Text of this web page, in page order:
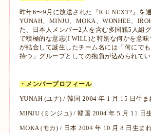
昨年6〜9月に放送された『R U NEXT?』を通
YUNAH、MINJU、MOKA、WONHEE、
た、日本人メンバー2人を含む多国籍5人組
で積極的な意志(I WILL)と特別な何かを意
が結合して誕生したチーム名には「何にで
持つ」グループとしての抱負が込められてい
・メンバープロフィール
YUNAH (ユナ) / 韓国 2004 年 1 月 15 日生ま
MINJU (ミンジュ) / 韓国 2004 年 5 月 11 日
MOKA (モカ) / 日本 2004 年 10 月 8 日生ま